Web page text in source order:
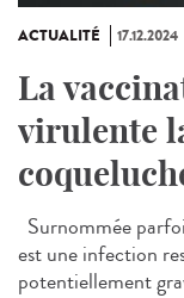
ACTUALITÉ 17.12.2024
La
virulente
Surnommée
est une infection
potentiellement